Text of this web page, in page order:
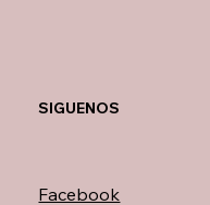
SIGUENOS
Facebook